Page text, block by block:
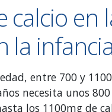
calcio en
la infancia
entre 700 y
necesita unos
los 1100mg de